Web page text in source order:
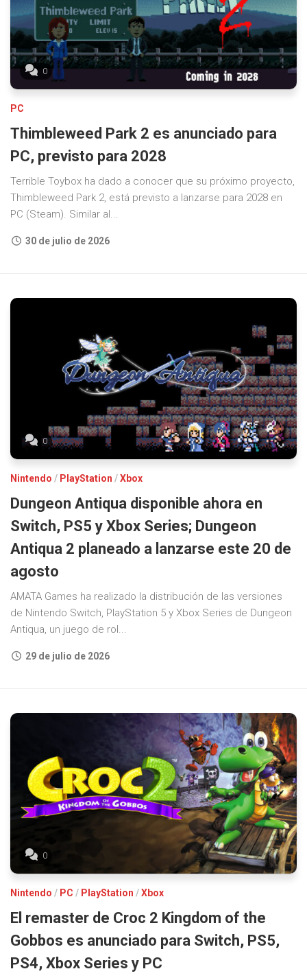
0
PC
Thimbleweed Park 2 es anunciado para
PC, previsto para 2028
Terrible Toybox ha dado a conocer que su próximo proyecto,
Thimbleweed Park 2, está previsto a lanzarse para 2028 en
PC (Steam). Similar al...
30 de julio de 2026
0
Nintendo / PlayStation /Xbox
Dungeon Antiqua disponible ahora en
Switch, PS5 y Xbox Series; Dungeon
Antiqua 2 planeado a lanzarse este 20 de
agosto
AMATA Games ha realizado la distribución de las versiones
de Nintendo Switch, PlayStation 5 y Xbox Series de Dungeon
Antiqua, un juego de rol...
29 de julio de 2026
0
Nintendo / PC / PlayStation /Xbox
El remaster de Croc 2 Kingdom of the
Gobbos es anunciado para Switch, PS5,
PS4, Xbox Series y PC